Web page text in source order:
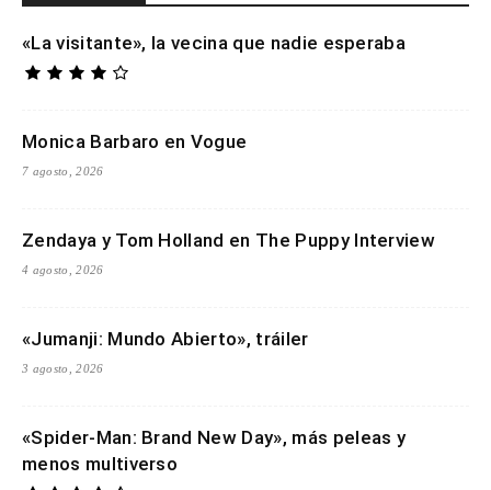
«La visitante», la vecina que nadie esperaba
Monica Barbaro en Vogue
7 agosto, 2026
Zendaya y Tom Holland en The Puppy Interview
4 agosto, 2026
«Jumanji: Mundo Abierto», tráiler
3 agosto, 2026
«Spider-Man: Brand New Day», más peleas y
menos multiverso